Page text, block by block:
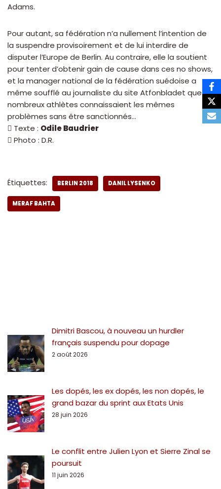
Adams.
Pour autant, sa fédération n’a nullement l’intention de
la suspendre provisoirement et de lui interdire de
disputer l’Europe de Berlin. Au contraire, elle la soutient
pour tenter d’obtenir gain de cause dans ces no shows,
et la manager national de la fédération suédoise a
même soufflé au journaliste du site Atfonbladet que de
nombreux athlètes connaissaient les mêmes
problèmes sans être sanctionnés…
 Texte : Odile Baudrier
 Photo : D.R.
Étiquettes: BERLIN 2018 DANIL LYSENKO
MERAF BAHTA
Dimitri Bascou, à nouveau un hurdler
français suspendu pour dopage
2 août 2026
Les dopés, les ex dopés, les non dopés, le
grand bazar du sprint aux Etats Unis
28 juin 2026
Le conflit entre Julien Lyon et Sierre Zinal se
poursuit
11 juin 2026